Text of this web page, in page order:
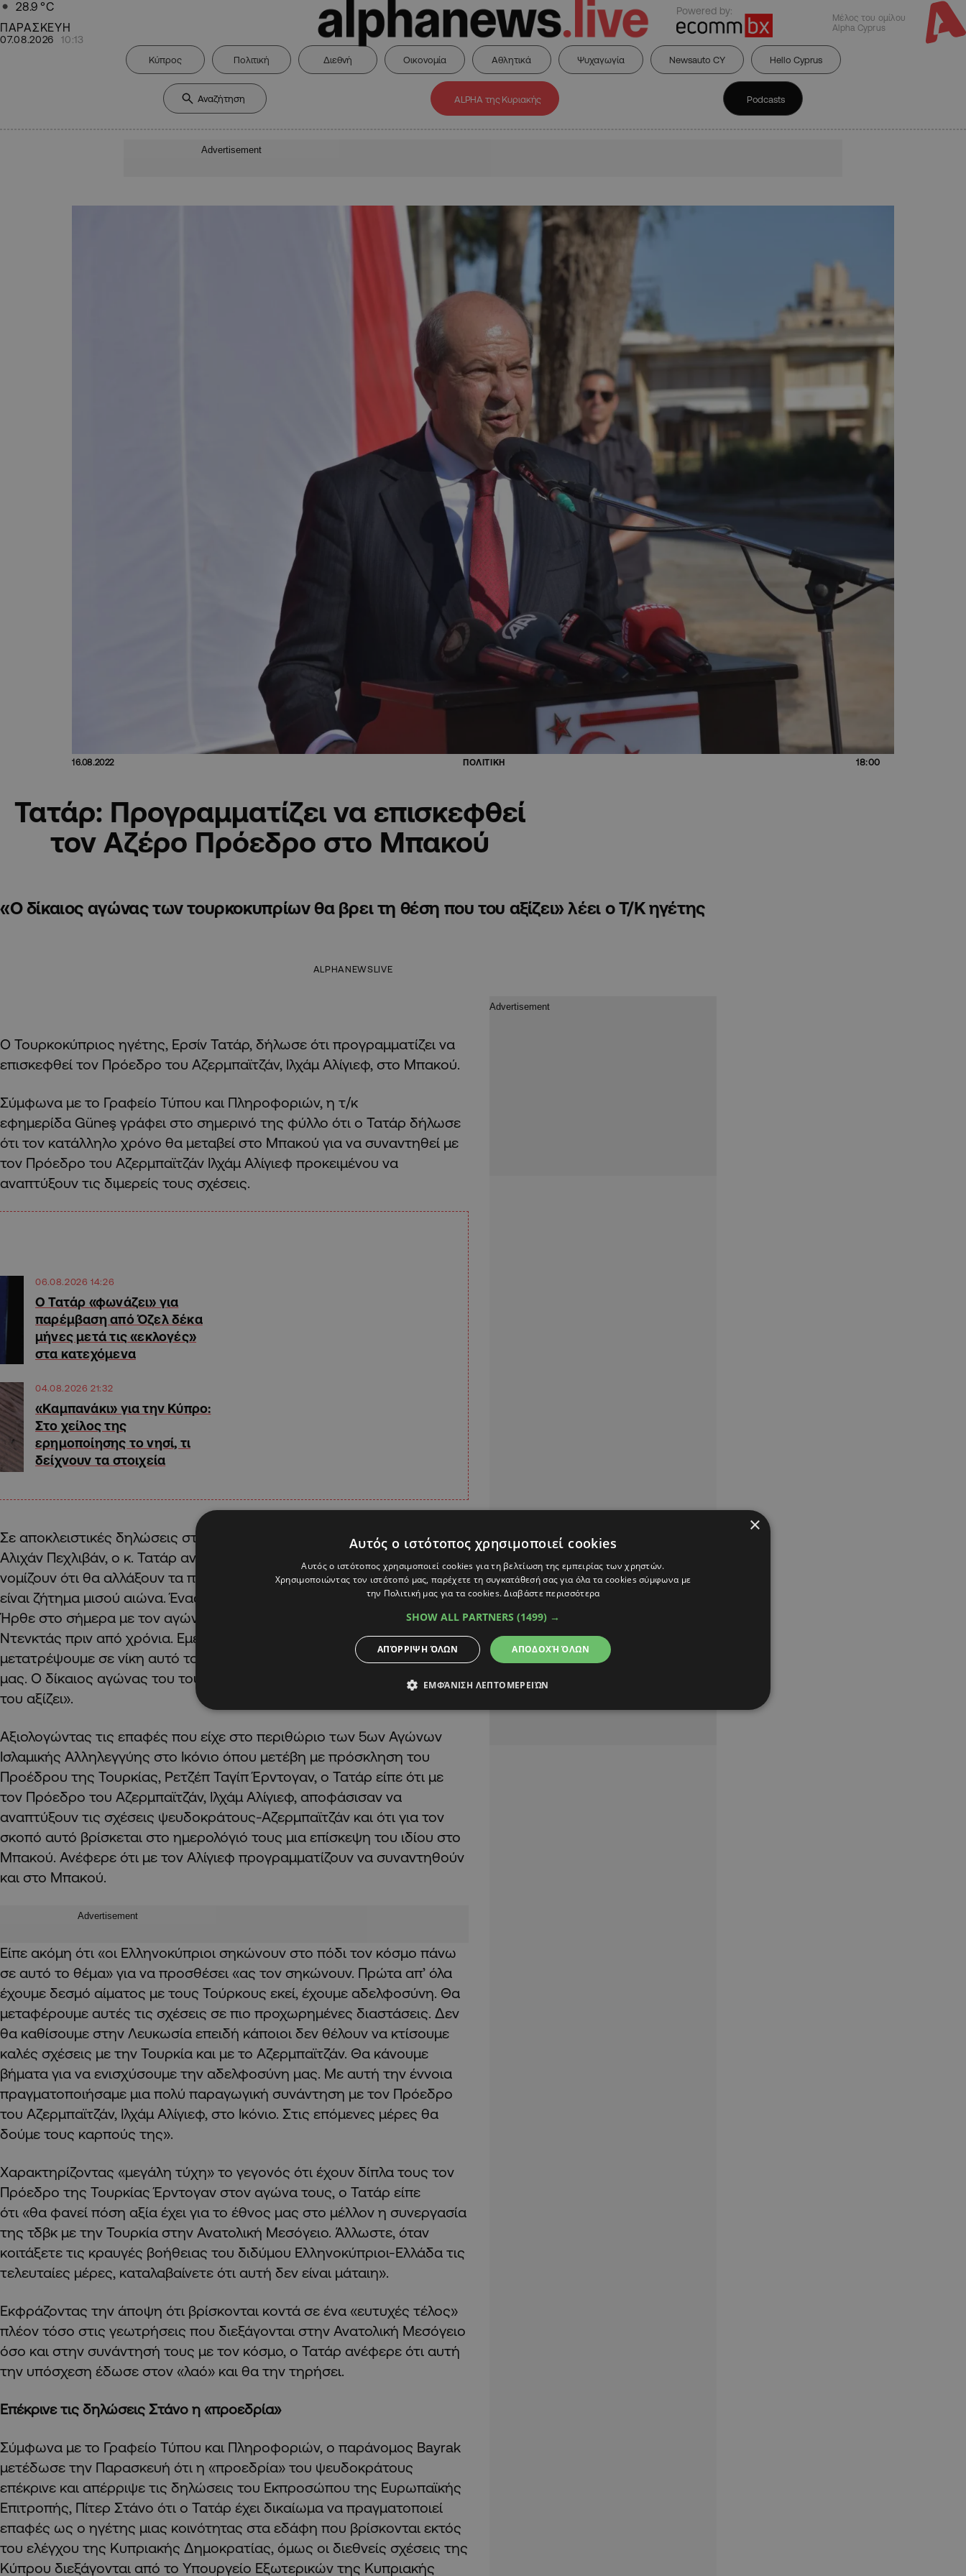
28.9 °C
ΠΑΡΑΣΚΕΥΗ
07.08.2026 10:13
Powered by:
Μέλος του ομίλου
Alpha Cyprus
Κύπρος Πολιτική Διεθνή Οικονομία Αθλητικά Ψυχαγωγία Newsauto CY Hello Cyprus
ALPHA της Κυριακής Podcasts
Advertisement
16.08.2022 ΠΟΛΙΤΙΚΗ 18:00
Τατάρ: Προγραμματίζει να επισκεφθεί
τον Αζέρο Πρόεδρο στο Μπακού
«Ο δίκαιος αγώνας των τουρκοκυπρίων θα βρει τη θέση που του αξίζει» λέει ο Τ/Κ ηγέτης
ALPHANEWSLIVE
Ο Τουρκοκύπριος ηγέτης, Ερσίν Τατάρ, δήλωσε ότι προγραμματίζει να
επισκεφθεί τον Πρόεδρο του Αζερμπαϊτζάν, Ιλχάμ Αλίγιεφ, στο Μπακού.
Σύμφωνα με το Γραφείο Τύπου και Πληροφοριών, η τ/κ
εφημερίδα Güneş γράφει στο σημερινό της φύλλο ότι ο Τατάρ δήλωσε
ότι τον κατάλληλο χρόνο θα μεταβεί στο Μπακού για να συναντηθεί με
τον Πρόεδρο του Αζερμπαϊτζάν Ιλχάμ Αλίγιεφ προκειμένου να
αναπτύξουν τις διμερείς τους σχέσεις.
06.08.2026 14:26
Ο Τατάρ «φωνάζει» για
παρέμβαση από Όζελ δέκα
μήνες μετά τις «εκλογές»
στα κατεχόμενα
04.08.2026 21:32
«Καμπανάκι» για την Κύπρο:
Στο χείλος της
ερημοποίησης το νησί, τι
δείχνουν τα στοιχεία
Σε αποκλειστικές δηλώσεις στον διευθυντή του Kıbrıs Türk Haber,
Αλιχάν Πεχλιβάν, ο κ. Τατάρ ανέφερε επίσης ότι «οι άνθρωποί μας
νομίζουν ότι θα αλλάξουν τα πάντα μέσα σε μια στιγμή. Όμως, το θέμα
είναι ζήτημα μισού αιώνα. Ένας αγώνας δεν είναι ζήτημα μιας ημέρας.
Ήρθε στο σήμερα με τον αγώνα που διεξήγαγαν οι Δρ Κιουτσιούκ και
Ντενκτάς πριν από χρόνια. Εμείς καταβάλλουμε προσπάθεια για να
μετατρέψουμε σε νίκη αυτό τον αγώνα. Όμως να μην ανησυχεί ο λαός
μας. Ο δίκαιος αγώνας του τουρκοκυπριακού λαού θα βρει τη θέση που
του αξίζει».
Αξιολογώντας τις επαφές που είχε στο περιθώριο των 5ων Αγώνων
Ισλαμικής Αλληλεγγύης στο Ικόνιο όπου μετέβη με πρόσκληση του
Προέδρου της Τουρκίας, Ρετζέπ Ταγίπ Έρντογαν, ο Τατάρ είπε ότι με
τον Πρόεδρο του Αζερμπαϊτζάν, Ιλχάμ Αλίγιεφ, αποφάσισαν να
αναπτύξουν τις σχέσεις ψευδοκράτους-Αζερμπαϊτζάν και ότι για τον
σκοπό αυτό βρίσκεται στο ημερολόγιό τους μια επίσκεψη του ιδίου στο
Μπακού. Ανέφερε ότι με τον Αλίγιεφ προγραμματίζουν να συναντηθούν
και στο Μπακού.
Advertisement
Είπε ακόμη ότι «οι Ελληνοκύπριοι σηκώνουν στο πόδι τον κόσμο πάνω
σε αυτό το θέμα» για να προσθέσει «ας τον σηκώνουν. Πρώτα απ’ όλα
έχουμε δεσμό αίματος με τους Τούρκους εκεί, έχουμε αδελφοσύνη. Θα
μεταφέρουμε αυτές τις σχέσεις σε πιο προχωρημένες διαστάσεις. Δεν
θα καθίσουμε στην Λευκωσία επειδή κάποιοι δεν θέλουν να κτίσουμε
καλές σχέσεις με την Τουρκία και με το Αζερμπαϊτζάν. Θα κάνουμε
βήματα για να ενισχύσουμε την αδελφοσύνη μας. Με αυτή την έννοια
πραγματοποιήσαμε μια πολύ παραγωγική συνάντηση με τον Πρόεδρο
του Αζερμπαϊτζάν, Ιλχάμ Αλίγιεφ, στο Ικόνιο. Στις επόμενες μέρες θα
δούμε τους καρπούς της».
Χαρακτηρίζοντας «μεγάλη τύχη» το γεγονός ότι έχουν δίπλα τους τον
Πρόεδρο της Τουρκίας Έρντογαν στον αγώνα τους, ο Τατάρ είπε
ότι «θα φανεί πόση αξία έχει για το έθνος μας στο μέλλον η συνεργασία
της τδβκ με την Τουρκία στην Ανατολική Μεσόγειο. Άλλωστε, όταν
κοιτάξετε τις κραυγές βοήθειας του διδύμου Ελληνοκύπριοι-Ελλάδα τις
τελευταίες μέρες, καταλαβαίνετε ότι αυτή δεν είναι μάταιη».
Εκφράζοντας την άποψη ότι βρίσκονται κοντά σε ένα «ευτυχές τέλος»
πλέον τόσο στις γεωτρήσεις που διεξάγονται στην Ανατολική Μεσόγειο
όσο και στην συνάντησή τους με τον κόσμο, ο Τατάρ ανέφερε ότι αυτή
την υπόσχεση έδωσε στον «λαό» και θα την τηρήσει.
Επέκρινε τις δηλώσεις Στάνο η «προεδρία»
Σύμφωνα με το Γραφείο Τύπου και Πληροφοριών, ο παράνομος Bayrak
μετέδωσε την Παρασκευή ότι η «προεδρία» του ψευδοκράτους
επέκρινε και απέρριψε τις δηλώσεις του Εκπροσώπου της Ευρωπαϊκής
Επιτροπής, Πίτερ Στάνο ότι ο Τατάρ έχει δικαίωμα να πραγματοποιεί
επαφές ως ο ηγέτης μιας κοινότητας στα εδάφη που βρίσκονται εκτός
του ελέγχου της Κυπριακής Δημοκρατίας, όμως οι διεθνείς σχέσεις της
Κύπρου διεξάγονται από το Υπουργείο Εξωτερικών της Κυπριακής
×
Αυτός ο ιστότοπος χρησιμοποιεί cookies
Αυτός ο ιστότοπος χρησιμοποιεί cookies για τη βελτίωση της εμπειρίας των χρηστών.
Χρησιμοποιώντας τον ιστότοπό μας, παρέχετε τη συγκατάθεσή σας για όλα τα cookies σύμφωνα με
την Πολιτική μας για τα cookies.Διαβάστε περισσότερα
SHOW ALL PARTNERS (1499) →
ΑΠΟΔΟΧΉ ΌΛΩΝ
ΑΠΌΡΡΙΨΗ ΌΛΩΝ
ΕΜΦΆΝΙΣΗ ΛΕΠΤΟΜΕΡΕΙΏΝ